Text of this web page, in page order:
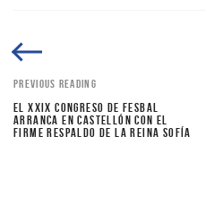
PREVIOUS READING
EL XXIX CONGRESO DE FESBAL
ARRANCA EN CASTELLÓN CON EL
FIRME RESPALDO DE LA REINA SOFÍA